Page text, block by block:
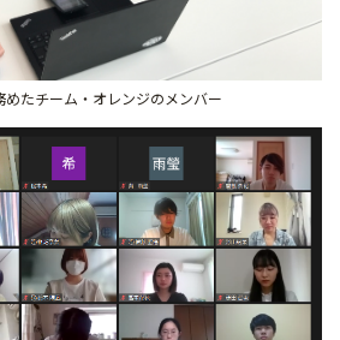
めたチーム・オレンジのメンバー